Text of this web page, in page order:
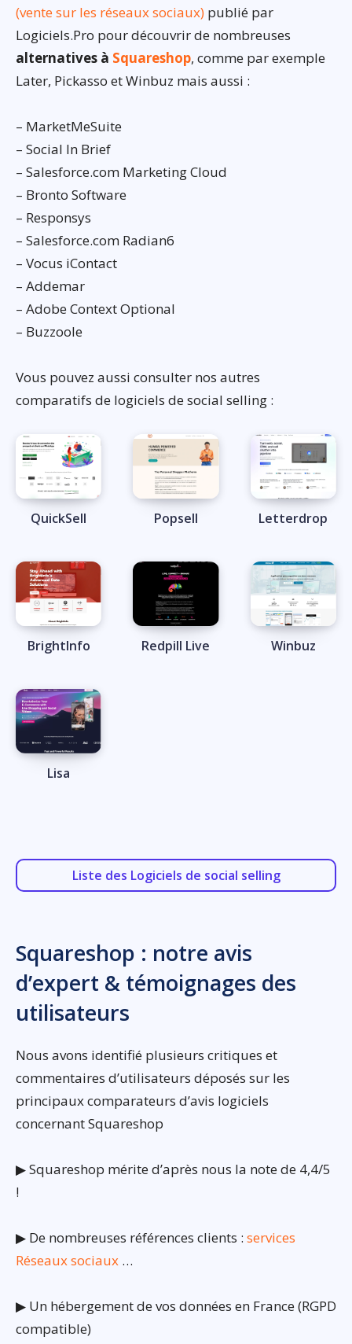
(vente sur les réseaux sociaux) publié par
Logiciels.Pro pour découvrir de nombreuses
alternatives à Squareshop, comme par exemple
Later, Pickasso et Winbuz mais aussi :
– MarketMeSuite
– Social In Brief
– Salesforce.com Marketing Cloud
– Bronto Software
– Responsys
– Salesforce.com Radian6
– Vocus iContact
– Addemar
– Adobe Context Optional
– Buzzoole
Vous pouvez aussi consulter nos autres
comparatifs de logiciels de social selling :
QuickSell Popsell Letterdrop
BrightInfo Redpill Live Winbuz
Lisa
Liste des Logiciels de social selling
Squareshop : notre avis
d’expert & témoignages des
utilisateurs
Nous avons identifié plusieurs critiques et
commentaires d’utilisateurs déposés sur les
principaux comparateurs d’avis logiciels
concernant Squareshop
▶ Squareshop mérite d’après nous la note de 4,4/5
!
▶ De nombreuses références clients : services
Réseaux sociaux …
▶ Un hébergement de vos données en France (RGPD
compatible)